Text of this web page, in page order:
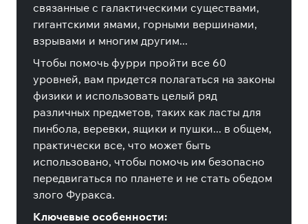
связанные с галактическими существами,
гигантскими ямами, горными вершинами,
взрывами и многим другим...
Чтобы помочь фурри пройти все 60
уровней, вам придется полагаться на законы
физики и использовать целый ряд
различных предметов, таких как ласты для
пинбола, веревки, ящики и пушки... в общем,
практически все, что может быть
использовано, чтобы помочь им безопасно
передвигаться по планете и не стать обедом
злого Фуракса.
Ключевые особенности: